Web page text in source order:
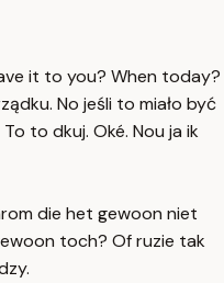
it to you? When today?
No jeśli to miało być
to dkuj. Oké. Nou ja ik
die het gewoon niet
toch? Of ruzie tak